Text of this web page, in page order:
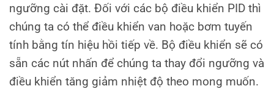
ngưỡng cài đặt. Đối với các bộ điều khiển PID thì
chúng ta có thể điều khiển van hoặc bơm tuyến
tính bằng tín hiệu hồi tiếp về. Bộ điều khiển sẽ có
sẵn các nút nhấn để chúng ta thay đổi ngưỡng và
điều khiển tăng giảm nhiệt độ theo mong muốn.